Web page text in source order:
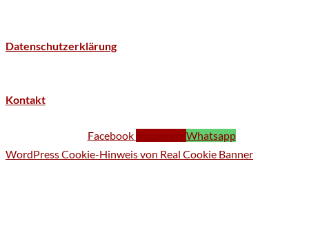
Datenschutzerklärung
Kontakt
Facebook
Whatsapp
WordPress Cookie-Hinweis von Real Cookie Banner